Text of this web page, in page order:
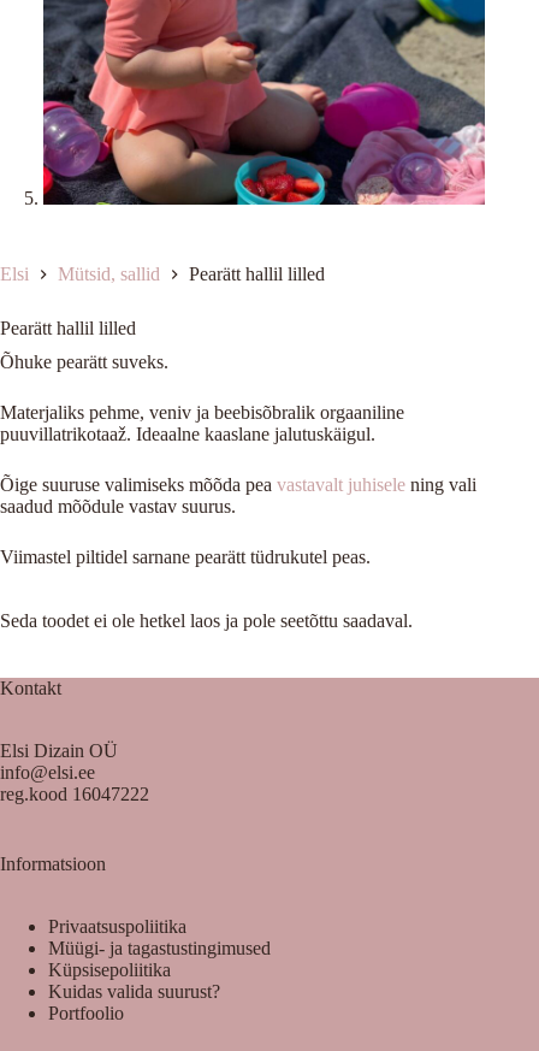
Elsi Mütsid, sallid Pearätt hallil lilled
Pearätt hallil lilled
Õhuke pearätt suveks.
Materjaliks pehme, veniv ja beebisõbralik orgaaniline
puuvillatrikotaaž. Ideaalne kaaslane jalutuskäigul.
Õige suuruse valimiseks mõõda pea vastavalt juhisele ning vali
saadud mõõdule vastav suurus.
Viimastel piltidel sarnane pearätt tüdrukutel peas.
Seda toodet ei ole hetkel laos ja pole seetõttu saadaval.
Kontakt
Elsi Dizain OÜ
info@elsi.ee
reg.kood 16047222
Informatsioon
Privaatsuspoliitika
Müügi- ja tagastustingimused
Küpsisepoliitika
Kuidas valida suurust?
Portfoolio